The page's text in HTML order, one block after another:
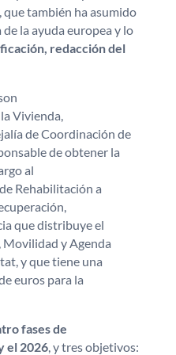
también ha asumido
de la ayuda europea y lo
redacción del
Vivienda,
de Coordinación de
de obtener la
al
Rehabilitación a
que distribuye el
y Agenda
y que tiene una
euros para la
fases de
el 2026, y tres objetivos: